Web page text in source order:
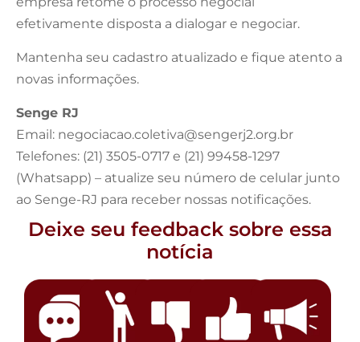
efetivamente disposta a dialogar e negociar.
Mantenha seu cadastro atualizado e fique atento a
novas informações.
Senge RJ
Email: negociacao.coletiva@sengerj2.org.br
Telefones: (21) 3505-0717 e (21) 99458-1297
(Whatsapp) – atualize seu número de celular junto
ao Senge-RJ para receber nossas notificações.
Deixe seu feedback sobre essa
notícia